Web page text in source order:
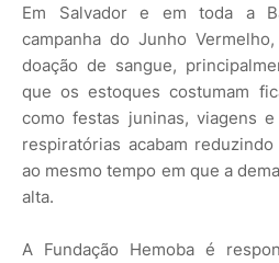
Em Salvador e em toda a
campanha do Junho
doação de sangue,
que os estoques costumam
como festas juninas, viagens
respiratórias acabam
ao mesmo tempo em que a
alta.
A Fundação Hemoba é